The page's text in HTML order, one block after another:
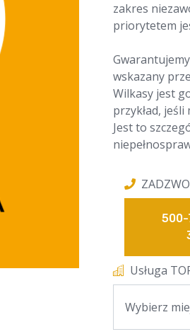
zakres
priorytetem
wskazany
Wilkasy jest
przykład,
Jest to
500-
Usługa